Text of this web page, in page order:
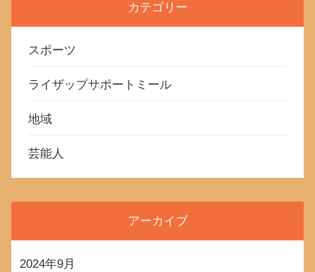
カテゴリー
スポーツ
ライザップサポートミール
地域
芸能人
アーカイブ
2024年9月